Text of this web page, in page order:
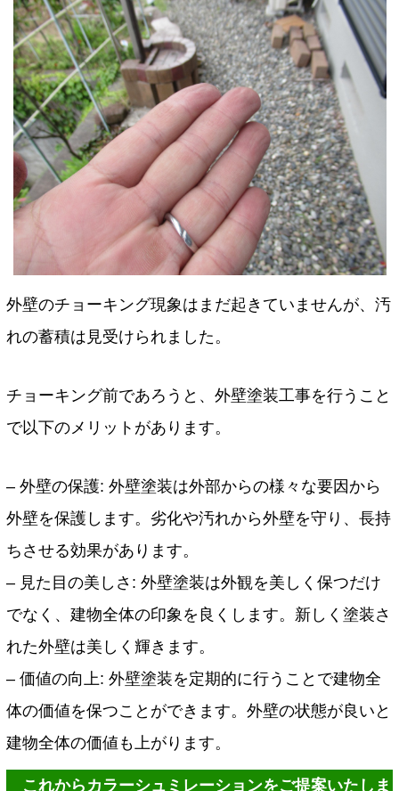
外壁のチョーキング現象はまだ起きていませんが、汚
れの蓄積は見受けられました。
チョーキング前であろうと、外壁塗装工事を行うこと
で以下のメリットがあります。
– 外壁の保護: 外壁塗装は外部からの様々な要因から
外壁を保護します。劣化や汚れから外壁を守り、長持
ちさせる効果があります。
– 見た目の美しさ: 外壁塗装は外観を美しく保つだけ
でなく、建物全体の印象を良くします。新しく塗装さ
れた外壁は美しく輝きます。
– 価値の向上: 外壁塗装を定期的に行うことで建物全
体の価値を保つことができます。外壁の状態が良いと
建物全体の価値も上がります。
これからカラーシュミレーションをご提案いたしま